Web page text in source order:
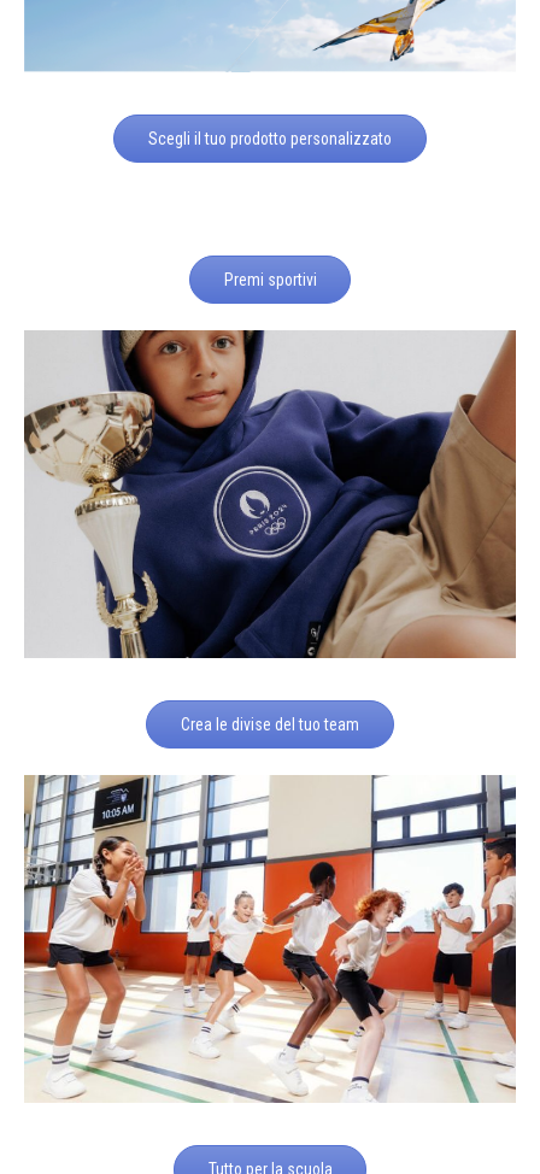
Scegli il tuo prodotto personalizzato
Premi sportivi
Crea le divise del tuo team
Tutto per la scuola